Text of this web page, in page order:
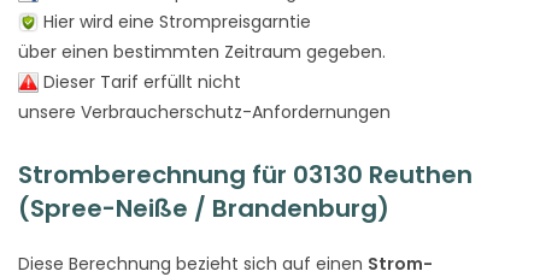
Hier wird eine Strompreisgarntie
über einen bestimmten Zeitraum gegeben.
Dieser Tarif erfüllt nicht
unsere Verbraucherschutz-Anfordernungen
Stromberechnung für 03130 Reuthen
(Spree-Neiße / Brandenburg)
Diese Berechnung bezieht sich auf einen Strom-